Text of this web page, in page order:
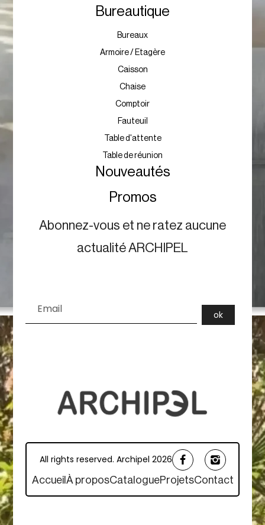
Bureautique
Bureaux
Armoire / Etagère
Caisson
Chaise
Comptoir
Fauteuil
Table d'attente
Table de réunion
Nouveautés
Promos
Abonnez-vous et ne ratez aucune
actualité ARCHIPEL
All rights reserved. Archipel 2026
Accueil À proposCatalogueProjetsContact